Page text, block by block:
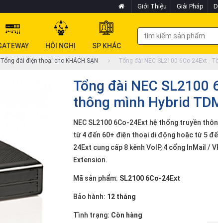
Giới Thiệu Giải Pháp
HỘI NGHỊ SP KHÁC
Tổng đài điện thoại cho KHÁCH SẠN Tổng đài NEC SL2100 6Co-24Ext -
Tổng đài NEC SL2100
thông mình Hybrid
NEC SL2100 6Co-24Ext hệ thống truyền
từ 4 đến 60+ điện thoại di động hoặc từ 5
24Ext cung cấp 8 kênh VoIP, 4 cổng InMail /
Extension.
Mã sản phẩm: SL2100 6Co-24Ext
Bảo hành: 12 tháng
Tình trạng: Còn hàng